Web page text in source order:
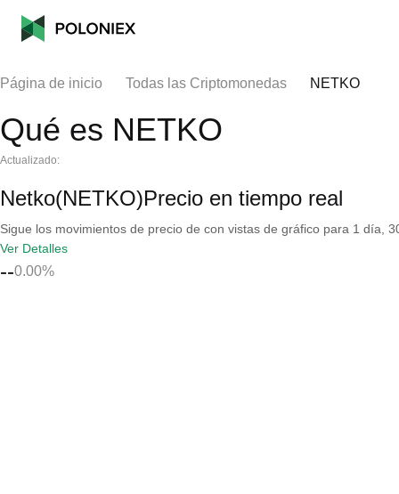
Página de inicio Todas las Criptomonedas NETKO
Qué es NETKO
Actualizado:
Netko(NETKO)Precio en tiempo real
Sigue los movimientos de precio de con vistas de gráfico para 1 día,
Ver Detalles
--0.00%